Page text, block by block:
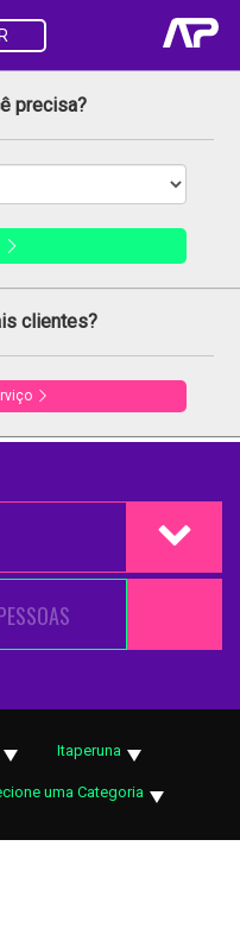
precisa?
clientes?
Itaperuna
uma Categoria